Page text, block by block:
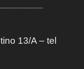
13/A– tel